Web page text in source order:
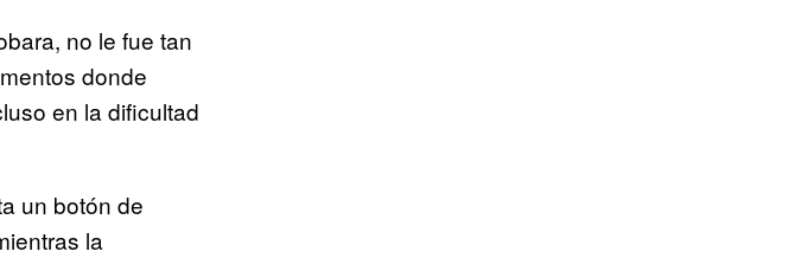
no le fue tan
donde
en la dificultad
un botón de
la